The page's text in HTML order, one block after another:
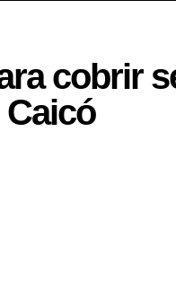
cobrir